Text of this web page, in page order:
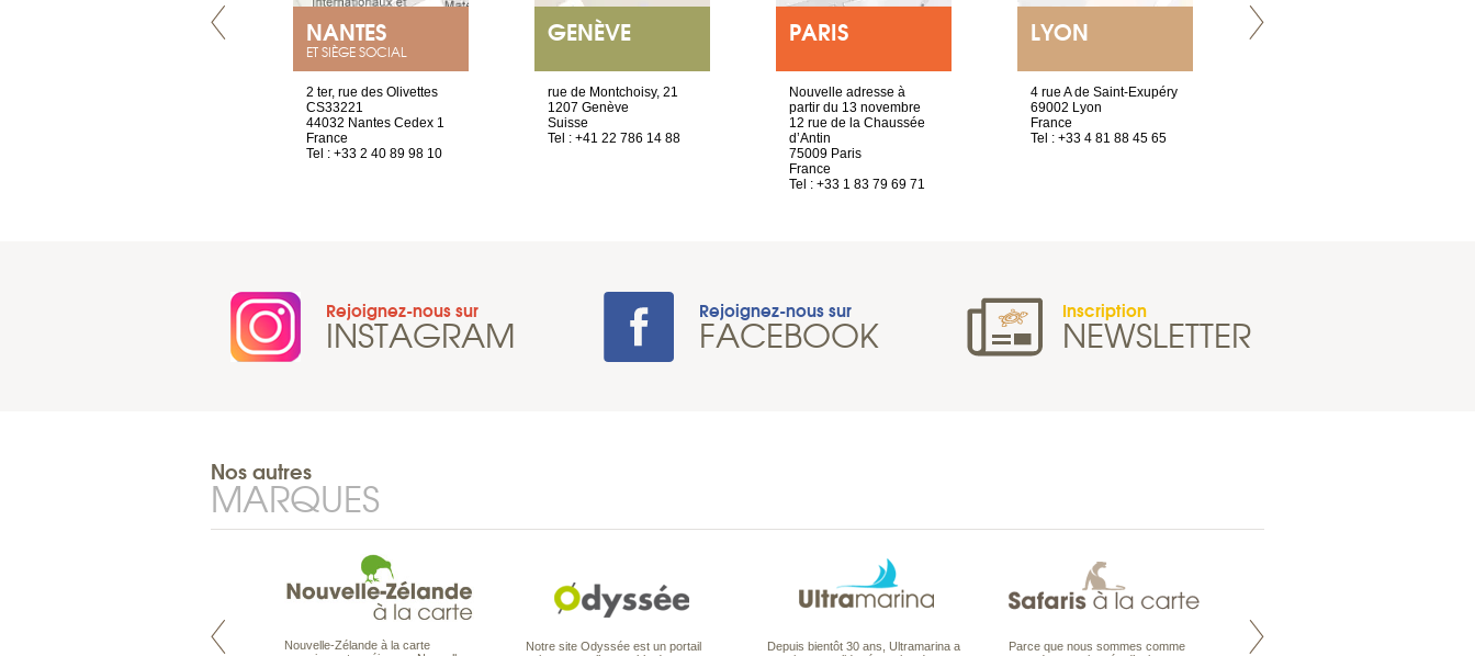
NANTES
ET SIÈGE SOCIAL
2 ter, rue des Olivettes
CS33221
44032 Nantes Cedex 1
France
Tel : +33 2 40 89 98 10
GENÈVE
rue de Montchoisy, 21
1207 Genève
Suisse
Tel : +41 22 786 14 88
PARIS
Nouvelle adresse à
partir du 13 novembre
12 rue de la Chaussée
d’Antin
75009 Paris
France
Tel : +33 1 83 79 69 71
LYON
4 rue A de Saint-Exupéry
69002 Lyon
France
Tel : +33 4 81 88 45 65
Rejoignez-nous sur
INSTAGRAM Rejoignez-nous sur
FACEBOOK Inscription
NEWSLETTER
Nos autres
MARQUES
Pacifique à la carte est le spécialiste
Nouvelle-Zélande à la carte
Notre site Odyssée est un portail
Depuis bientôt 30 ans, Ultramarina a
Parce que nous sommes comme
Maldives à la Carte propose tous